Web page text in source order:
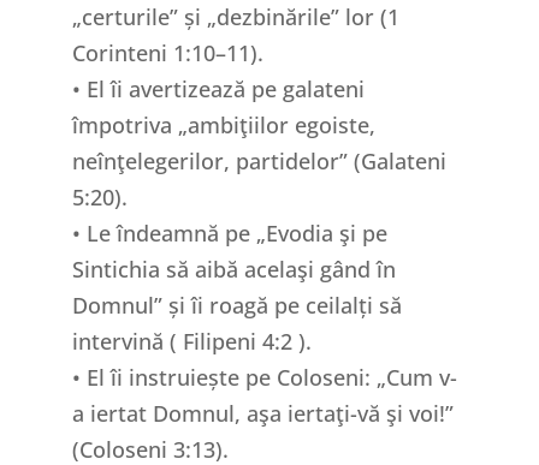
„certurile” și „dezbinările” lor (1
Corinteni 1:10–11).
• El îi avertizează pe galateni
împotriva „ambiţiilor egoiste,
neînţelegerilor, partidelor” (Galateni
5:20).
• Le îndeamnă pe „Evodia şi pe
Sintichia să aibă acelaşi gând în
Domnul” și îi roagă pe ceilalți să
intervină ( Filipeni 4:2 ).
• El îi instruiește pe Coloseni: „Cum v-
a iertat Domnul, aşa iertaţi-vă şi voi!”
(Coloseni 3:13).